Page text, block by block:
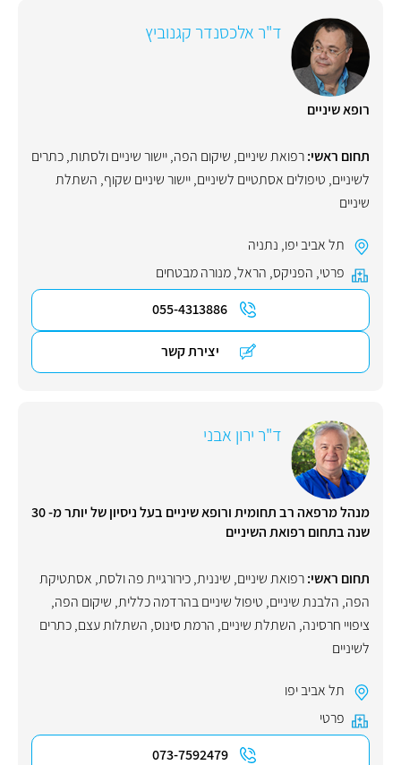
ד"ר אלכסנדר קגנוביץ
רופא שיניים
תחום ראשי:רפואת שיניים, שיקום הפה,יישור שיניים ולסתות,כתרים
לשיניים, טיפולים אסתטיים לשיניים,יישור שיניים שקוף, השתלת
שיניים
תל אביב יפו, נתניה
פרטי, הפניקס, הראל,מנורה מבטחים
055-4313886
יצירת קשר
ד"ר ירון אבני
מנהל מרפאה רב תחומית ורופא שיניים בעל ניסיון של יותר מ- 30
שנה בתחום רפואת השיניים
תחום ראשי:רפואת שיניים, שיננית,כירורגיית פה ולסת, אסתטיקת
הפה, הלבנת שיניים, טיפול שיניים בהרדמה כללית, שיקום הפה,
ציפויי חרסינה, השתלת שיניים, הרמת סינוס, השתלות עצם,כתרים
לשיניים
תל אביב יפו
פרטי
073-7592479